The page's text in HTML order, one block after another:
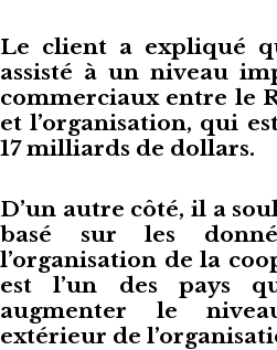
Le client a expliqué
assisté à un niveau
commerciaux entre le
et l’organisation, qui
17 milliards de dollars.
D’un autre côté, il a
basé sur les
l’organisation de la
est l’un des pays
augmenter le
extérieur de